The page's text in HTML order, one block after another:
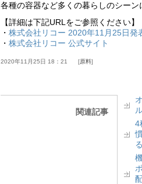
各種の容器など多くの暮らしのシーン
【詳細は下記URLをご参照ください】
・ 株式会社リコー 2020年11月25日発
・ 株式会社リコー 公式サイト
2020年11月25日 18：21 原料
関連記事
4